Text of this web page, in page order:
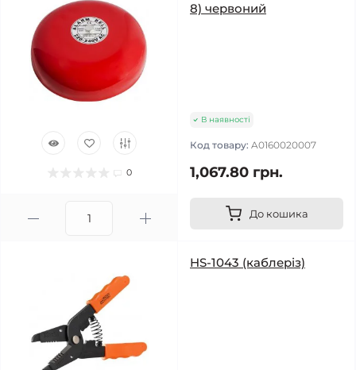
0
8) червоний
В наявності
Код товару: A0160020007
1,067.80 грн.
До кошика
HS-1043 (каблеріз)